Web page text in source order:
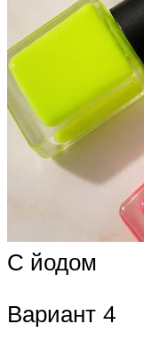
С йодом
Вариант 4